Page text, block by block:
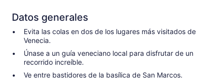
Datos generales
Evita las colas en dos de los lugares más visitados de
Venecia.
Únase a un guía veneciano local para disfrutar de un
recorrido increíble.
Ve entre bastidores de la basílica de San Marcos.